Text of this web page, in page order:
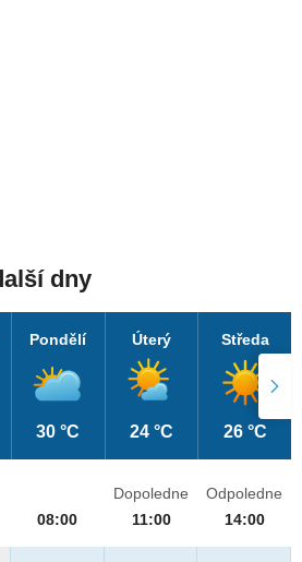
dny
Pondělí
30 °C
Úterý
24 °C
Středa
26 °C
08:00
Dopoledne
11:00
Odpoledne
14:00